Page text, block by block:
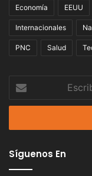
Economía EEUU
Internacionales
PNC Salud
correo
Síguenos En